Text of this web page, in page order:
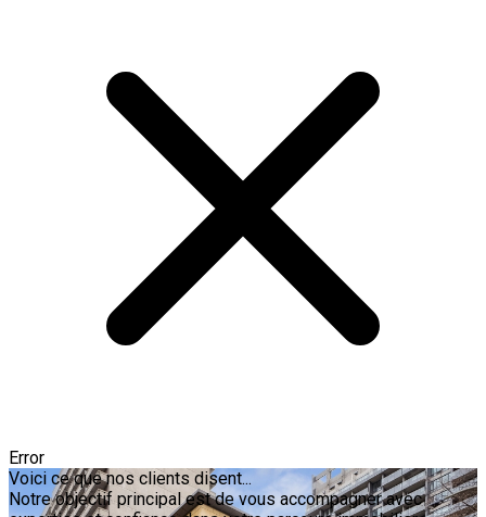
Error
Voici ce que nos clients disent...
Notre objectif principal est de vous accompagner avec